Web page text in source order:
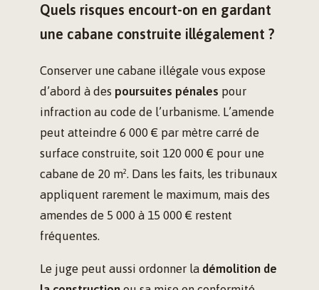
Quels risques encourt-on en gardant
une cabane construite illégalement ?
Conserver une cabane illégale vous expose
d’abord à des poursuites pénales pour
infraction au code de l’urbanisme. L’amende
peut atteindre 6 000 € par mètre carré de
surface construite, soit 120 000 € pour une
cabane de 20 m². Dans les faits, les tribunaux
appliquent rarement le maximum, mais des
amendes de 5 000 à 15 000 € restent
fréquentes.
Le juge peut aussi ordonner la démolition de